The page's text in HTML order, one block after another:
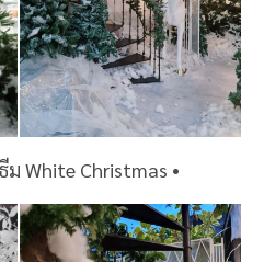
White Christmas •